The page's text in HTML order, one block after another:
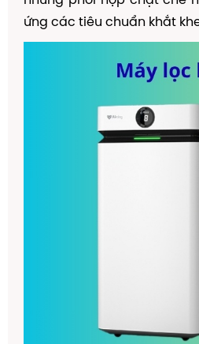
Kiến Thức Về Tiểu Đường
Kiến Thức Về Máy Lọc Không
ứng các tiêu chuẩn khắt